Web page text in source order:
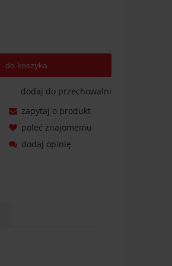
do koszyka
dodaj do przechowalni
zapytaj o produkt
poleć znajomemu
dodaj opinię